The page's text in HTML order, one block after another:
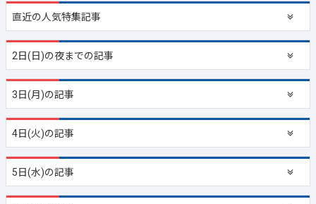
直近の人気特集記事
2日(日)の夜までの記事
3日(月)の記事
4日(火)の記事
5日(水)の記事